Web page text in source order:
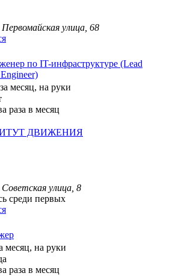
улица, 68
по IT-инфраструктуре (Lead
за месяц, на руки
раза в месяц
ДВИЖЕНИЯ
улица, 8
среди первых
месяц, на руки
раза в месяц